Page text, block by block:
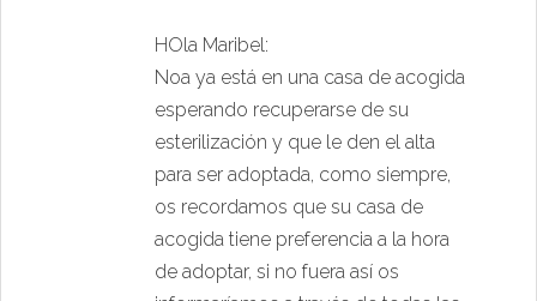
HOla Maribel:
Noa ya está en una casa de acogida
esperando recuperarse de su
esterilización y que le den el alta
para ser adoptada, como siempre,
os recordamos que su casa de
acogida tiene preferencia a la hora
de adoptar, si no fuera así os